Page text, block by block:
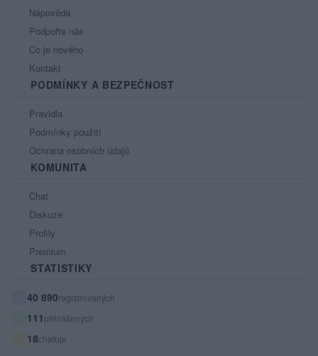
Nápověda
Podpořte nás
Co je nového
Kontakt
PODMÍNKY A BEZPEČNOST
Pravidla
Podmínky použití
Ochrana osobních údajů
KOMUNITA
Chat
Diskuze
Profily
Premium
STATISTIKY
40 890registrovaných
111 přihlášených
18chatuje